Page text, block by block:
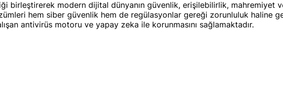
birleştirerek modern dijital dünyanın güvenlik, erişilebilirlik, mahremiyet
hem siber güvenlik hem de regülasyonlar gereği zorunluluk haline
antivirüs motoru ve yapay zeka ile korunmasını sağlamaktadır.